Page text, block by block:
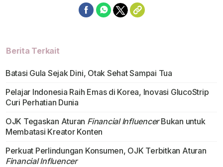
Berita Terkait
Batasi Gula Sejak Dini, Otak Sehat Sampai Tua
Pelajar Indonesia Raih Emas di Korea, Inovasi GlucoStrip
Curi Perhatian Dunia
OJK Tegaskan Aturan Financial InfluencerBukan untuk
Membatasi Kreator Konten
Perkuat Perlindungan Konsumen, OJK Terbitkan Aturan
Financial Influencer